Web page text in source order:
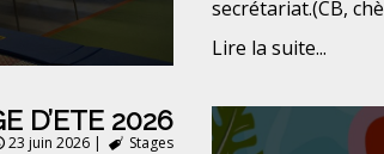
secrétariat.(CB,
Lire la suite...
D’ETE 2026
23 juin 2026 | Stages